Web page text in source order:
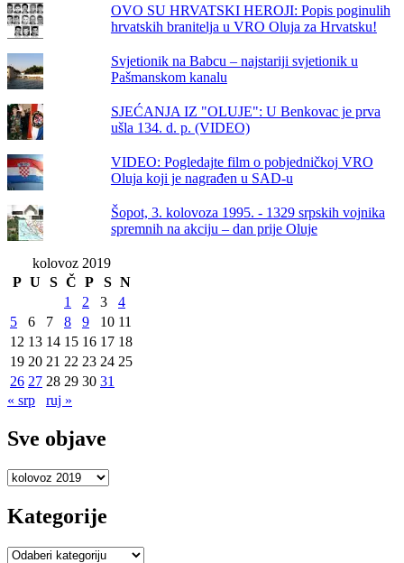
OVO SU HRVATSKI HEROJI: Popis poginulih
hrvatskih branitelja u VRO Oluja za Hrvatsku!
Svjetionik na Babcu – najstariji svjetionik u
Pašmanskom kanalu
SJEĆANJA IZ "OLUJE": U Benkovac je prva
ušla 134. d. p. (VIDEO)
VIDEO: Pogledajte film o pobjedničkoj VRO
Oluja koji je nagrađen u SAD-u
Šopot, 3. kolovoza 1995. - 1329 srpskih vojnika
spremnih na akciju – dan prije Oluje
kolovoz 2019
P U S Č P S N
1
2 3
4
5
6 7 8 9 10 11
12 13 14 15 16 17 18
19 20 21 22 23 24 25
26 27 28 29 30 31
« srp
ruj »
Sve objave
Sve
Kategorije
Kategorije